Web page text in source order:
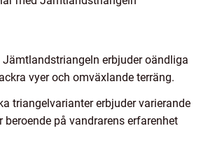
erbjuder oändliga
vyer och omväxlande terräng.
triangelvarianter erbjuder varierande
beroende på vandrarens erfarenhet